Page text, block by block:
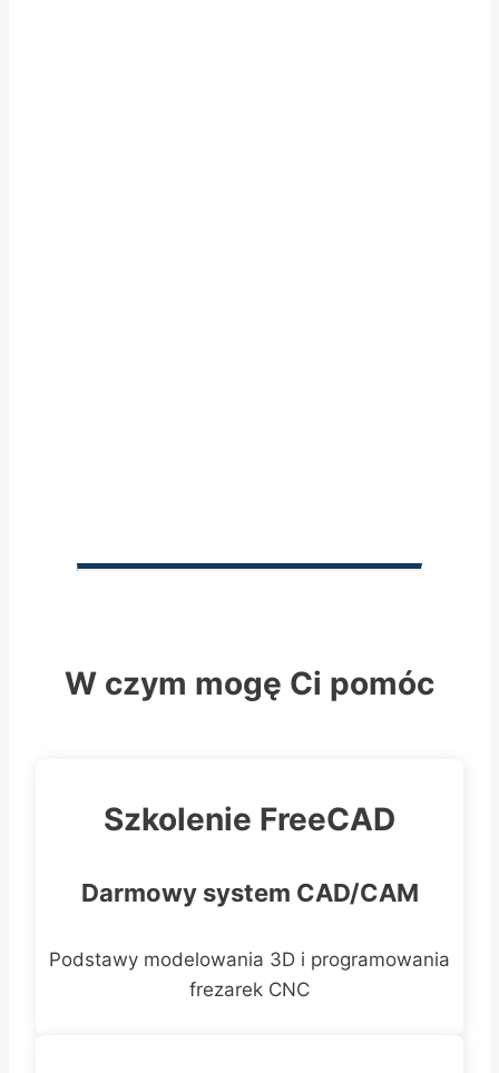
W czym mogę Ci pomóc
Szkolenie FreeCAD
Darmowy system CAD/CAM
Podstawy modelowania 3D i programowania
frezarek CNC